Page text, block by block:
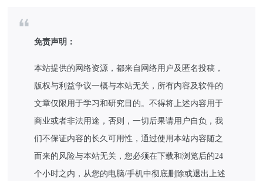
免责声明：
本站提供的网络资源，都来自网络用户及匿名投稿，
版权与利益争议一概与本站无关，所有内容及软件的
文章仅限用于学习和研究目的。不得将上述内容用于
商业或者非法用途，否则，一切后果请用户自负，我
们不保证内容的长久可用性，通过使用本站内容随之
而来的风险与本站无关，您必须在下载和浏览后的24
个小时之内，从您的电脑/手机中彻底删除或退出上述